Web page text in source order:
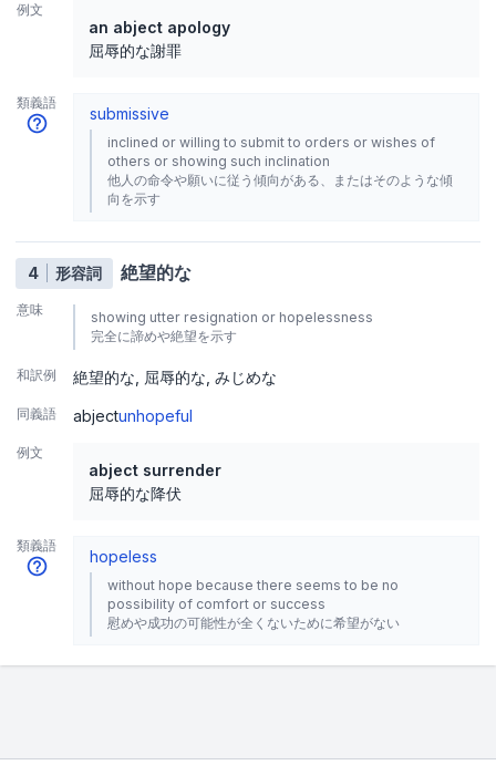
例文
an abject apology
屈辱的な謝罪
類義語
submissive
inclined or willing to submit to orders or wishes of
others or showing such inclination
他人の命令や願いに従う傾向がある、またはそのような傾
向を示す
4 形容詞 絶望的な
意味
showing utter resignation or hopelessness
完全に諦めや絶望を示す
和訳例 絶望的な 屈辱的な みじめな
同義語 abjectunhopeful
例文
abject surrender
屈辱的な降伏
類義語
hopeless
without hope because there seems to be no
possibility of comfort or success
慰めや成功の可能性が全くないために希望がない